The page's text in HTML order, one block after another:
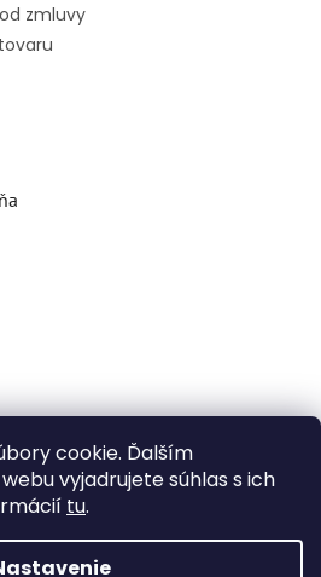
cookie. Ďalším
vyjadrujete súhlas s ich
tu.
zmluvy